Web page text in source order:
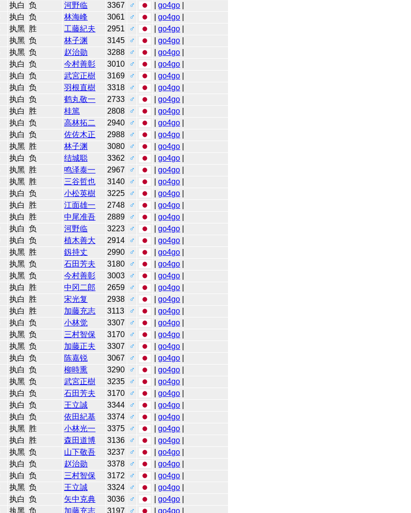
执白 负 河野临 3367 ♂ |go4go
执白 负 林海峰 3061 ♂ |go4go
执黑 胜 工藤紀夫 2951 ♂ |go4go
执黑 负 林子渊 3145 ♂ |go4go
执黑 负 赵治勋 3288 ♂ |go4go
执白 负 今村善彰 3010 ♂ |go4go
执白 负 武宮正樹 3169 ♂ |go4go
执白 负 羽根直樹 3318 ♂ |go4go
执白 负 鹤丸敬一 2733 ♂ |go4go
执白 胜 桂篤 2808 ♂ |go4go
执白 负 高林拓二 2940 ♂ |go4go
执白 负 佐佐木正 2988 ♂ |go4go
执黑 胜 林子渊 3080 ♂ |go4go
执白 负 结城聪 3362 ♂ |go4go
执黑 胜 鸣泽泰一 2967 ♂ |go4go
执黑 胜 三谷哲也 3140 ♂ |go4go
执白 负 小松英樹 3225 ♂ |go4go
执白 胜 江面雄一 2748 ♂ |go4go
执白 胜 中尾准吾 2889 ♂ |go4go
执白 负 河野临 3223 ♂ |go4go
执白 负 植木善大 2914 ♂ |go4go
执黑 胜 釼持丈 2990 ♂ |go4go
执黑 负 石田芳夫 3180 ♂ |go4go
执黑 负 今村善彰 3003 ♂ |go4go
执白 胜 中冈二郎 2659 ♂ |go4go
执白 胜 宋光复 2938 ♂ |go4go
执白 胜 加藤充志 3113 ♂ |go4go
执白 负 小林觉 3307 ♂ |go4go
执黑 负 三村智保 3170 ♂ |go4go
执黑 负 加藤正夫 3307 ♂ |go4go
执白 负 陈嘉锐 3067 ♂ |go4go
执白 负 柳時熏 3290 ♂ |go4go
执黑 负 武宮正樹 3235 ♂ |go4go
执白 负 石田芳夫 3170 ♂ |go4go
执白 负 王立誠 3344 ♂ |go4go
执白 负 依田紀基 3374 ♂ |go4go
执黑 胜 小林光一 3375 ♂ |go4go
执白 胜 森田道博 3136 ♂ |go4go
执黑 负 山下敬吾 3237 ♂ |go4go
执白 负 赵治勋 3378 ♂ |go4go
执白 负 三村智保 3172 ♂ |go4go
执黑 负 王立誠 3324 ♂ |go4go
执白 负 矢中克典 3036 ♂ |go4go
执黑 负 加藤充志 3197 ♂ |go4go